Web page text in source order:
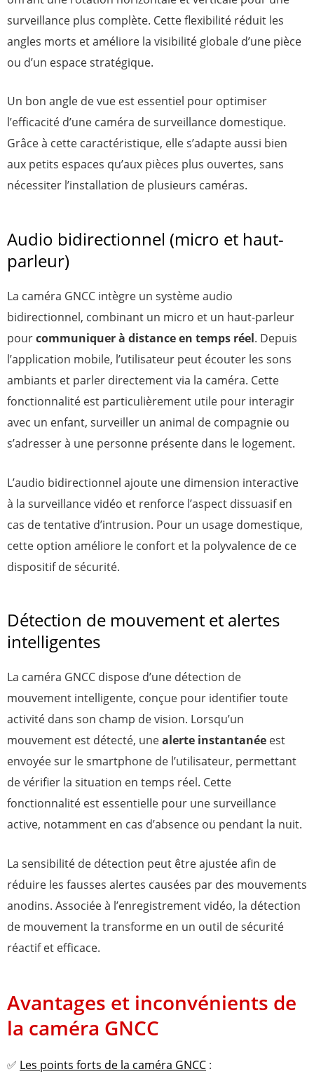
surveillance plus complète. Cette flexibilité réduit les
angles morts et améliore la visibilité globale d’une pièce
ou d’un espace stratégique.
Un bon angle de vue est essentiel pour optimiser
l’efficacité d’une caméra de surveillance domestique.
Grâce à cette caractéristique, elle s’adapte aussi bien
aux petits espaces qu’aux pièces plus ouvertes, sans
nécessiter l’installation de plusieurs caméras.
Audio bidirectionnel (micro et haut-
parleur)
La caméra GNCC intègre un système audio
bidirectionnel, combinant un micro et un haut-parleur
pourcommuniquer à distance en temps réel. Depuis
l’application mobile, l’utilisateur peut écouter les sons
ambiants et parler directement via la caméra. Cette
fonctionnalité est particulièrement utile pour interagir
avec un enfant, surveiller un animal de compagnie ou
s’adresser à une personne présente dans le logement.
L’audio bidirectionnel ajoute une dimension interactive
à la surveillance vidéo et renforce l’aspect dissuasif en
cas de tentative d’intrusion. Pour un usage domestique,
cette option améliore le confort et la polyvalence de ce
dispositif de sécurité.
Détection de mouvement et alertes
intelligentes
La caméra GNCC dispose d’une détection de
mouvement intelligente, conçue pour identifier toute
activité dans son champ de vision. Lorsqu’un
mouvement est détecté, unealerte instantanée est
envoyée sur le smartphone de l’utilisateur, permettant
de vérifier la situation en temps réel. Cette
fonctionnalité est essentielle pour une surveillance
active, notamment en cas d’absence ou pendant la nuit.
La sensibilité de détection peut être ajustée afin de
réduire les fausses alertes causées par des mouvements
anodins. Associée à l’enregistrement vidéo, la détection
de mouvement la transforme en un outil de sécurité
réactif et efficace.
Avantages et inconvénients de
la caméra GNCC
✅ Les points forts de la caméra GNCC :